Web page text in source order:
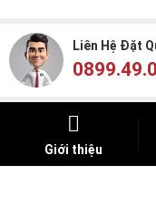
Liên Hệ Đặt
Giới thiệu